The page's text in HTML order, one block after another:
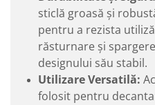
sticlă groasă și
pentru a rezista
răsturnare și
designului său stabil.
Utilizare Versatilă:
folosit pentru